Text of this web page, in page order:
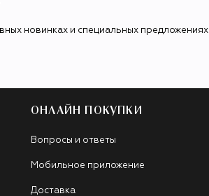
новинках и специальных предложениях
ОНЛАЙН ПОКУПКИ
Вопросы и ответы
Мобильное приложение
Доставка